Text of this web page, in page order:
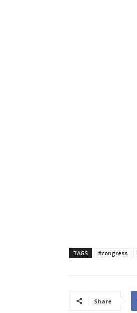
TAGS #congress
Share